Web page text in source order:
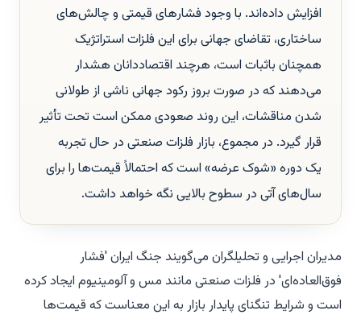
افزایش داده‌اند. با وجود فشارهای قیمتی و چالش‌های
ساختاری، تقاضای جهانی برای این فلزات استراتژیک
همچنان باثبات است، هرچند اقتصاددانان هشدار
می‌دهند که در صورت بروز رکود جهانی ناشی از طولانی
شدن مناقشات، این روند صعودی ممکن است تحت تأثیر
قرار گیرد. در مجموع، بازار فلزات صنعتی در حال تجربه
یک دوره «شوک عرضه» است که احتمالاً قیمت‌ها را برای
سال‌های آتی در سطوح بالایی نگه خواهد داشت.
مدیران اجرایی و تحلیلگران می‌گویند جنگ ایران 'فشار
فوق‌العاده‌ای' در فلزات صنعتی مانند مس و آلومینیوم ایجاد کرده
است و شرایط تنگنای پایدار بازار به این معناست که قیمت‌ها